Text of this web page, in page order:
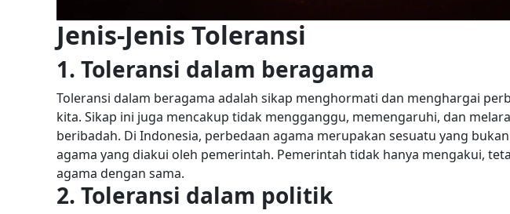
Jenis-Jenis Toleransi
1. Toleransi dalam beragama
Toleransi dalam beragama adalah sikap menghormati dan menghargai
kita. Sikap ini juga mencakup tidak mengganggu, memengaruhi, dan
beribadah. Di Indonesia, perbedaan agama merupakan sesuatu yang
agama yang diakui oleh pemerintah. Pemerintah tidak hanya mengakui,
agama dengan sama.
2. Toleransi dalam politik